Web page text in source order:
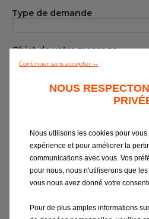
Intégrer le réseau
Si vous souhaitez
Service ou être
Type de demande
Objet de votre message*
Votre message
Continuer sans accepter →
NOUS
Nous utilisons les cookies pour
expérience et pour améliorer la
communications avec vous. Vos
pour nous, nous n'utiliserons que
vous nous avez donné votre
Pour de plus amples informations